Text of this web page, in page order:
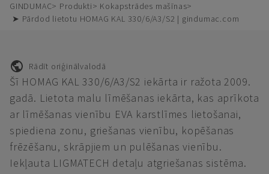
GINDUMAC Produkti
Kokapstrādes mašīnas
➤ Pārdod lietotu HOMAG KAL 330/6/A3/S2 | gindumac.com
Rādīt oriģinālvalodā
Šī HOMAG KAL 330/6/A3/S2 iekārta ir ražota 2009.
gadā. Lietota malu līmēšanas iekārta, kas aprīkota
ar līmēšanas vienību EVA karstlīmes lietošanai,
spiediena zonu, griešanas vienību, kopēšanas
frēzēšanu, skrāpjiem un pulēšanas vienību.
Iekļauta LIGMATECH detaļu atgriešanas sistēma.